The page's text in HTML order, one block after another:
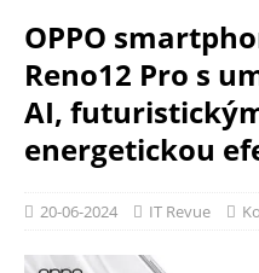
OPPO
Reno12 Pro s
AI,
energetickou
20-06-2024 IT Revue